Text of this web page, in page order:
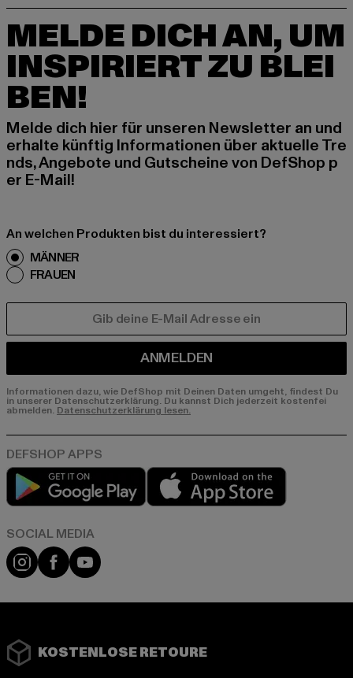
MELDE DICH AN, UM
INSPIRIERT ZU BLEI
BEN!
Melde dich hier für unseren Newsletter an und
erhalte künftig Informationen über aktuelle Tre
nds, Angebote und Gutscheine von DefShop p
er E-Mail!
An welchen Produkten bist du interessiert?
MÄNNER
FRAUEN
ANMELDEN
Informationen dazu, wie DefShop mit Deinen Daten umgeht, findest Du
in unserer Datenschutzerklärung. Du kannst Dich jederzeit kostenfei
abmelden.Datenschutzerklärung lesen.
Play market
Instagram
FacebookYouTube
KOSTENLOSE RETOURE